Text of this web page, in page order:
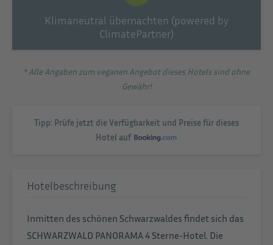
Klimaneutral übernachten (powered by
ClimatePartner)
* Alle Angaben zum veganen Angebot dieses Hotels sind ohne
Gewähr!
Tipp: Prüfe jetzt die Verfügbarkeit und Preise für dieses
Hotel auf
Hotelbeschreibung
Inmitten des schönen Schwarzwaldes findet sich das
SCHWARZWALD PANORAMA 4 Sterne-Hotel. Die